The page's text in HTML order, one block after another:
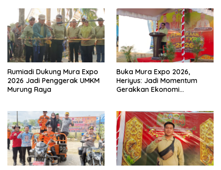
Rumiadi Dukung Mura Expo
2026 Jadi Penggerak UMKM
Murung Raya
Buka Mura Expo 2026,
Heriyus: Jadi Momentum
Gerakkan Ekonomi